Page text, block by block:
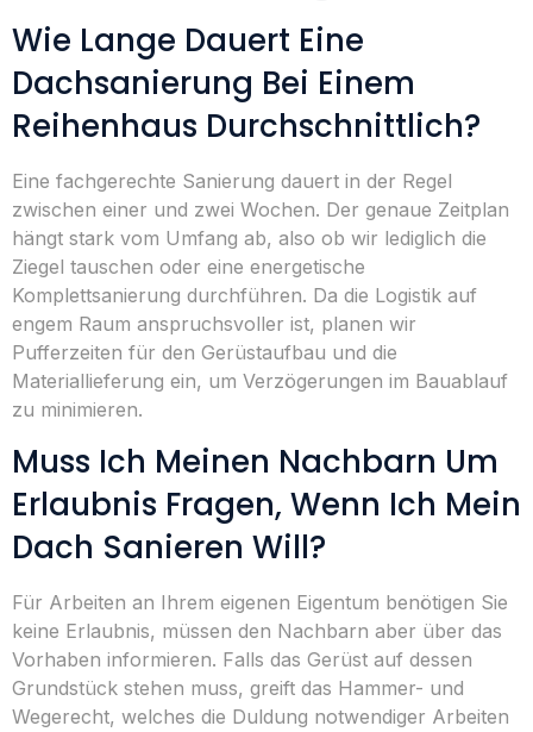
Wie Lange Dauert Eine
Dachsanierung Bei Einem
Reihenhaus Durchschnittlich?
Eine fachgerechte Sanierung dauert in der Regel
zwischen einer und zwei Wochen. Der genaue Zeitplan
hängt stark vom Umfang ab, also ob wir lediglich die
Ziegel tauschen oder eine energetische
Komplettsanierung durchführen. Da die Logistik auf
engem Raum anspruchsvoller ist, planen wir
Pufferzeiten für den Gerüstaufbau und die
Materiallieferung ein, um Verzögerungen im Bauablauf
zu minimieren.
Muss Ich Meinen Nachbarn Um
Erlaubnis Fragen, Wenn Ich Mein
Dach Sanieren Will?
Für Arbeiten an Ihrem eigenen Eigentum benötigen Sie
keine Erlaubnis, müssen den Nachbarn aber über das
Vorhaben informieren. Falls das Gerüst auf dessen
Grundstück stehen muss, greift das Hammer- und
Wegerecht, welches die Duldung notwendiger Arbeiten